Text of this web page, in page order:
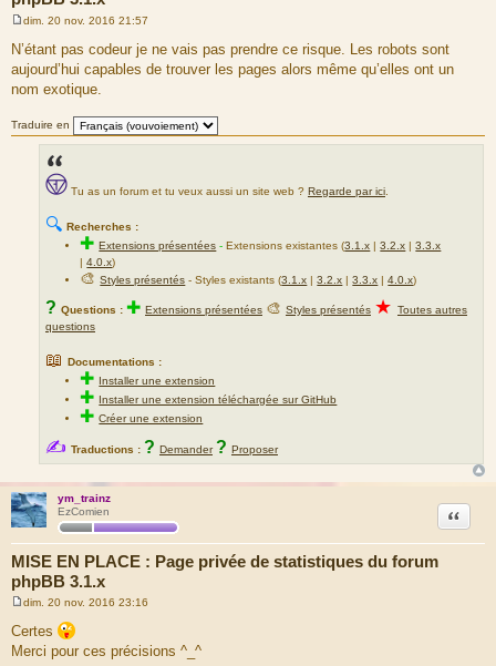
e
s
s
g
dim. 20 nov. 2016 21:57
N’étant pas codeur je ne vais pas prendre ce risque. Les robots sont
aujourd’hui capables de trouver les pages alors même qu’elles ont un
nom exotique.
Traduire en
Tu as un forum et tu veux aussi un site web ? Regarde par ici
🔍 Recherches :
✚Extensions présentées -Extensions existantes (3.1.x |3.2.x |3.3.x
|4.0.x)
🎨Styles présentés - Styles existants (3.1.x |3.2.x |3.3.x |4.0.x)
? Questions : ✚ Extensions présentées 🎨 Styles présentés ★ Toutes autres
questions
📖 Documentations :
✚ Installer une extension
✚ Installer une extension téléchargée sur GitHub
✚Créer une extension
✍ Traductions : ? Demander ? Proposer
ym_trainz
EzComien
MISE EN PLACE : Page privée de statistiques du forum
phpBB 3.1.x
Citation
e
s
s
dim. 20 nov. 2016 23:16
Certes
Merci pour ces précisions ^_^